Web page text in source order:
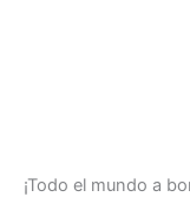
¡Todo el mundo a